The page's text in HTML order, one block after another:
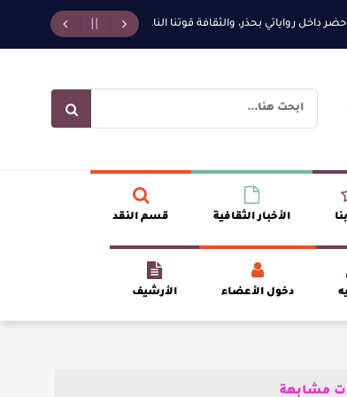
بحذر، والثقافة قوتنا الناعمة لمخاطبة العالم. القيمة
الأخبار الثقافية قسم النقد
دخول الأعضاء الأرشيف
مشابهة